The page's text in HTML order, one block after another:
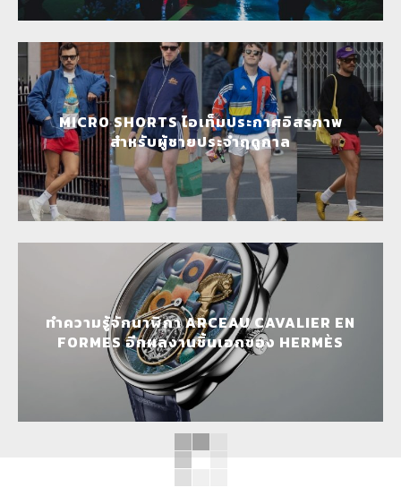
MICRO SHORTS ไอเท็มประกาศอิสรภาพ
สำหรับผู้ชายประจำฤดูกาล
ทำความรู้จักนาฬิกา ARCEAU CAVALIER EN
FORMES อีกผลงานชิ้นเอกของ HERMÈS